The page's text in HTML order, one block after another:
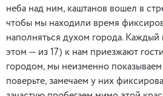
неба над ним, каштанов вошел в
чтобы мы находили время
наполняться духом города. Каждый
этом — из 17) к нам приезжают
городом, мы неизменно
поверьте, замечаем у них